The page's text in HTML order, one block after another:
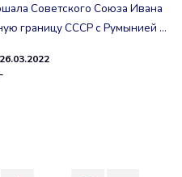
Советского Союза Ивана
границу СССР с Румынией …
26.03.2022